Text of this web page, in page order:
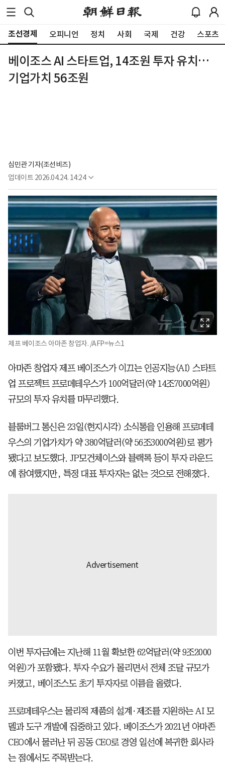
조선경제 오피니언 정치 사회 국제 건강 스포츠
베이조스 AI 스타트업, 14조원 투자 유치…
기업가치 56조원
심민관 기자(조선비즈)
업데이트 2026.04.24. 14:24
제프 베이조스 아마존 창업자. /AFP=뉴스1
아마존 창업자 제프 베이조스가 이끄는 인공지능(AI) 스타트
업 프로젝트 프로메테우스가 100억달러(약 14조7000억원)
규모의 투자 유치를 마무리했다.
블룸버그 통신은 23일(현지시각) 소식통을 인용해 프로메테
우스의 기업가치가 약 380억달러(약 56조3000억원)로 평가
됐다고 보도했다. JP모건체이스와 블랙록 등이 투자 라운드
에 참여했지만, 특정 대표 투자자는 없는 것으로 전해졌다.
이번 투자금에는 지난해 11월 확보한 62억달러(약 9조2000
억원)가 포함됐다. 투자 수요가 몰리면서 전체 조달 규모가
커졌고, 베이조스도 초기 투자자로 이름을 올렸다.
프로메테우스는 물리적 제품의 설계·제조를 지원하는 AI 모
델과 도구 개발에 집중하고 있다. 베이조스가 2021년 아마존
CEO에서 물러난 뒤 공동 CEO로 경영 일선에 복귀한 회사라
는 점에서도 주목받는다.